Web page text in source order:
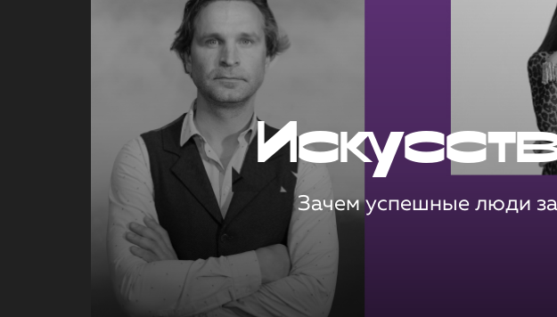
Зачем успешные люди